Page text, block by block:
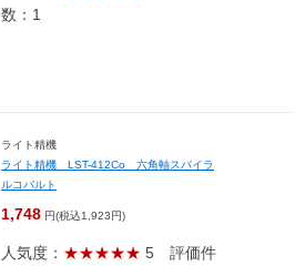
数：1
ライト精機
ライト精機 LST-412Co 六角軸スパイラ
ルコバルト
1,748 円(税込1,923円)
人気度： ★★★★★ 5 評価件